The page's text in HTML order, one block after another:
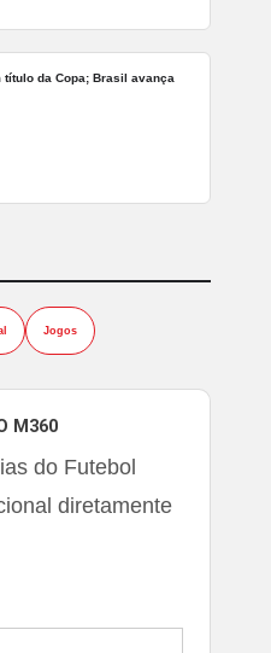
título da Copa; Brasil avança
Jogos
M360
do Futebol
diretamente